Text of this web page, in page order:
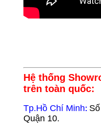
Hệ thống
trên toàn quốc:
Tp.Hồ Chí Minh:
Quận 10.